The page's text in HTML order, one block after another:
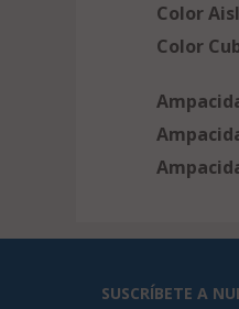
Color
Color
SUSCRÍBETE A